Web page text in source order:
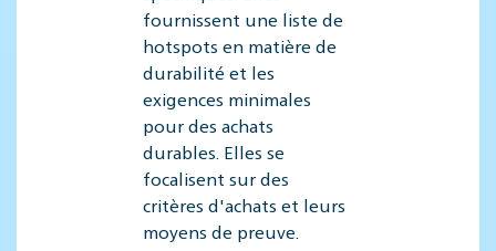
fournissent une liste de
hotspots en matière de
durabilité et les
exigences minimales
pour des achats
durables. Elles se
focalisent sur des
critères d'achats et leurs
moyens de preuve.